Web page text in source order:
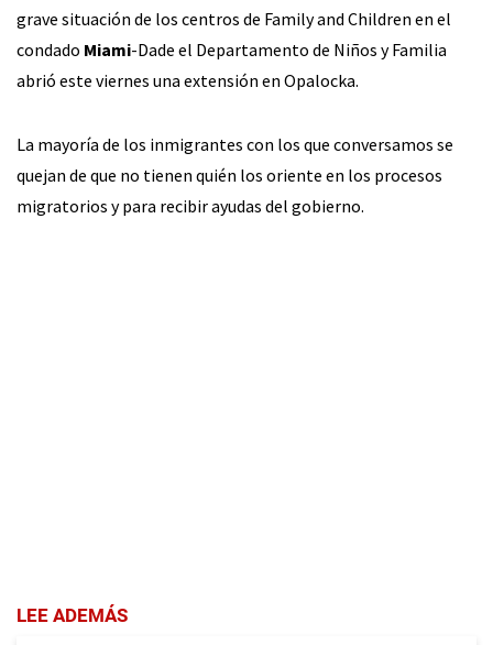
grave situación de los centros de Family and Children en el
condado Miami-Dade el Departamento de Niños y Familia
abrió este viernes una extensión en Opalocka.
La mayoría de los inmigrantes con los que conversamos se
quejan de que no tienen quién los oriente en los procesos
migratorios y para recibir ayudas del gobierno.
LEE ADEMÁS